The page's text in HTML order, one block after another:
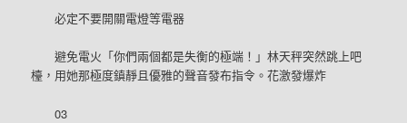
必定不要開關電燈等電器
避免電火「你們兩個都是失衡的極端！」林天秤突然跳上吧
檯，用她那極度鎮靜且優雅的聲音發布指令。花激發爆炸
03